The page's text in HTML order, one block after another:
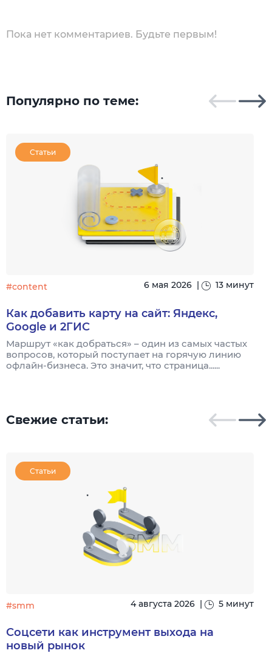
Пока нет комментариев. Будьте первым!
Популярно по теме:
Статьи
#content 6 мая 2026 | 13 минут
Как добавить карту на сайт: Яндекс,
Google и 2ГИС
Маршрут «как добраться» – один из самых частых
вопросов, который поступает на горячую линию
офлайн-бизнеса. Это значит, что страница......
Свежие статьи:
Статьи
#smm 4 августа 2026 | 5 минут
Соцсети как инструмент выхода на
новый рынок